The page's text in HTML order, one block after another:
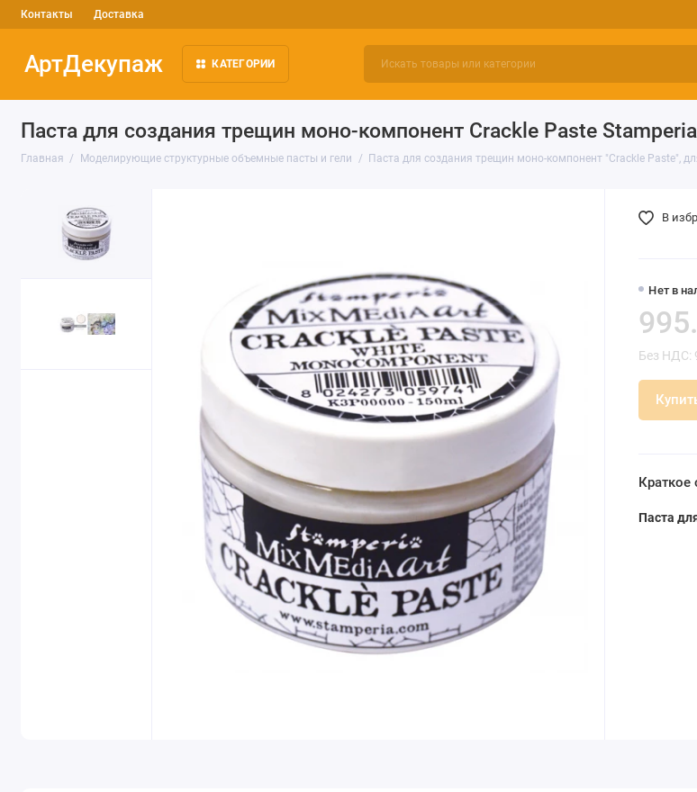
Контакты Доставка
АртДекупаж КАТЕГОРИИ
Паста для создания трещин моно-компонент Crackle Paste
Главная Моделирующие структурные объемные пасты и гели Паста для создания трещин моно-компонент "Crackle Paste",
Нет в
Без НДС:
В
Краткое
Паста